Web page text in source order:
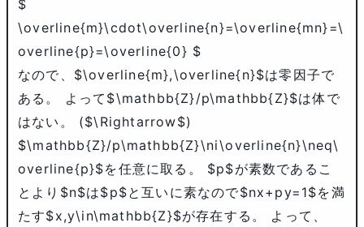
$
\overline{m}\cdot\overline{n}=\overline{mn}=\
overline{p}=\overline{0} $
なので、 $\overline{m},\overline{n}$は零因子で
ある。 よって $\mathbb{Z}/p\mathbb{Z}$は体で
はない。 ($\Rightarrow$)
$\mathbb{Z}/p\mathbb{Z}\ni\overline{n}\neq\
overline{p}$を任意に取る。 $p$が素数であるこ
とより $n$は$p$と互いに素なので$nx+py=1$を満
たす$x,y\in\mathbb{Z}$が存在する。 よって、